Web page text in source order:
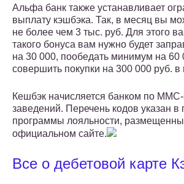
Альфа банк также устанавливает
выплату кэшбэка. Так, в месяц вы
не более чем 3 тыс. руб. Для этого
такого бонуса вам нужно будет
на 30 000, пообедать минимум на 60
совершить покупки на 300 000 руб. в
Кешбэк начисляется банком по
заведений. Перечень кодов указан в
программы лояльности,
официальном сайте.
Все о дебетовой карте